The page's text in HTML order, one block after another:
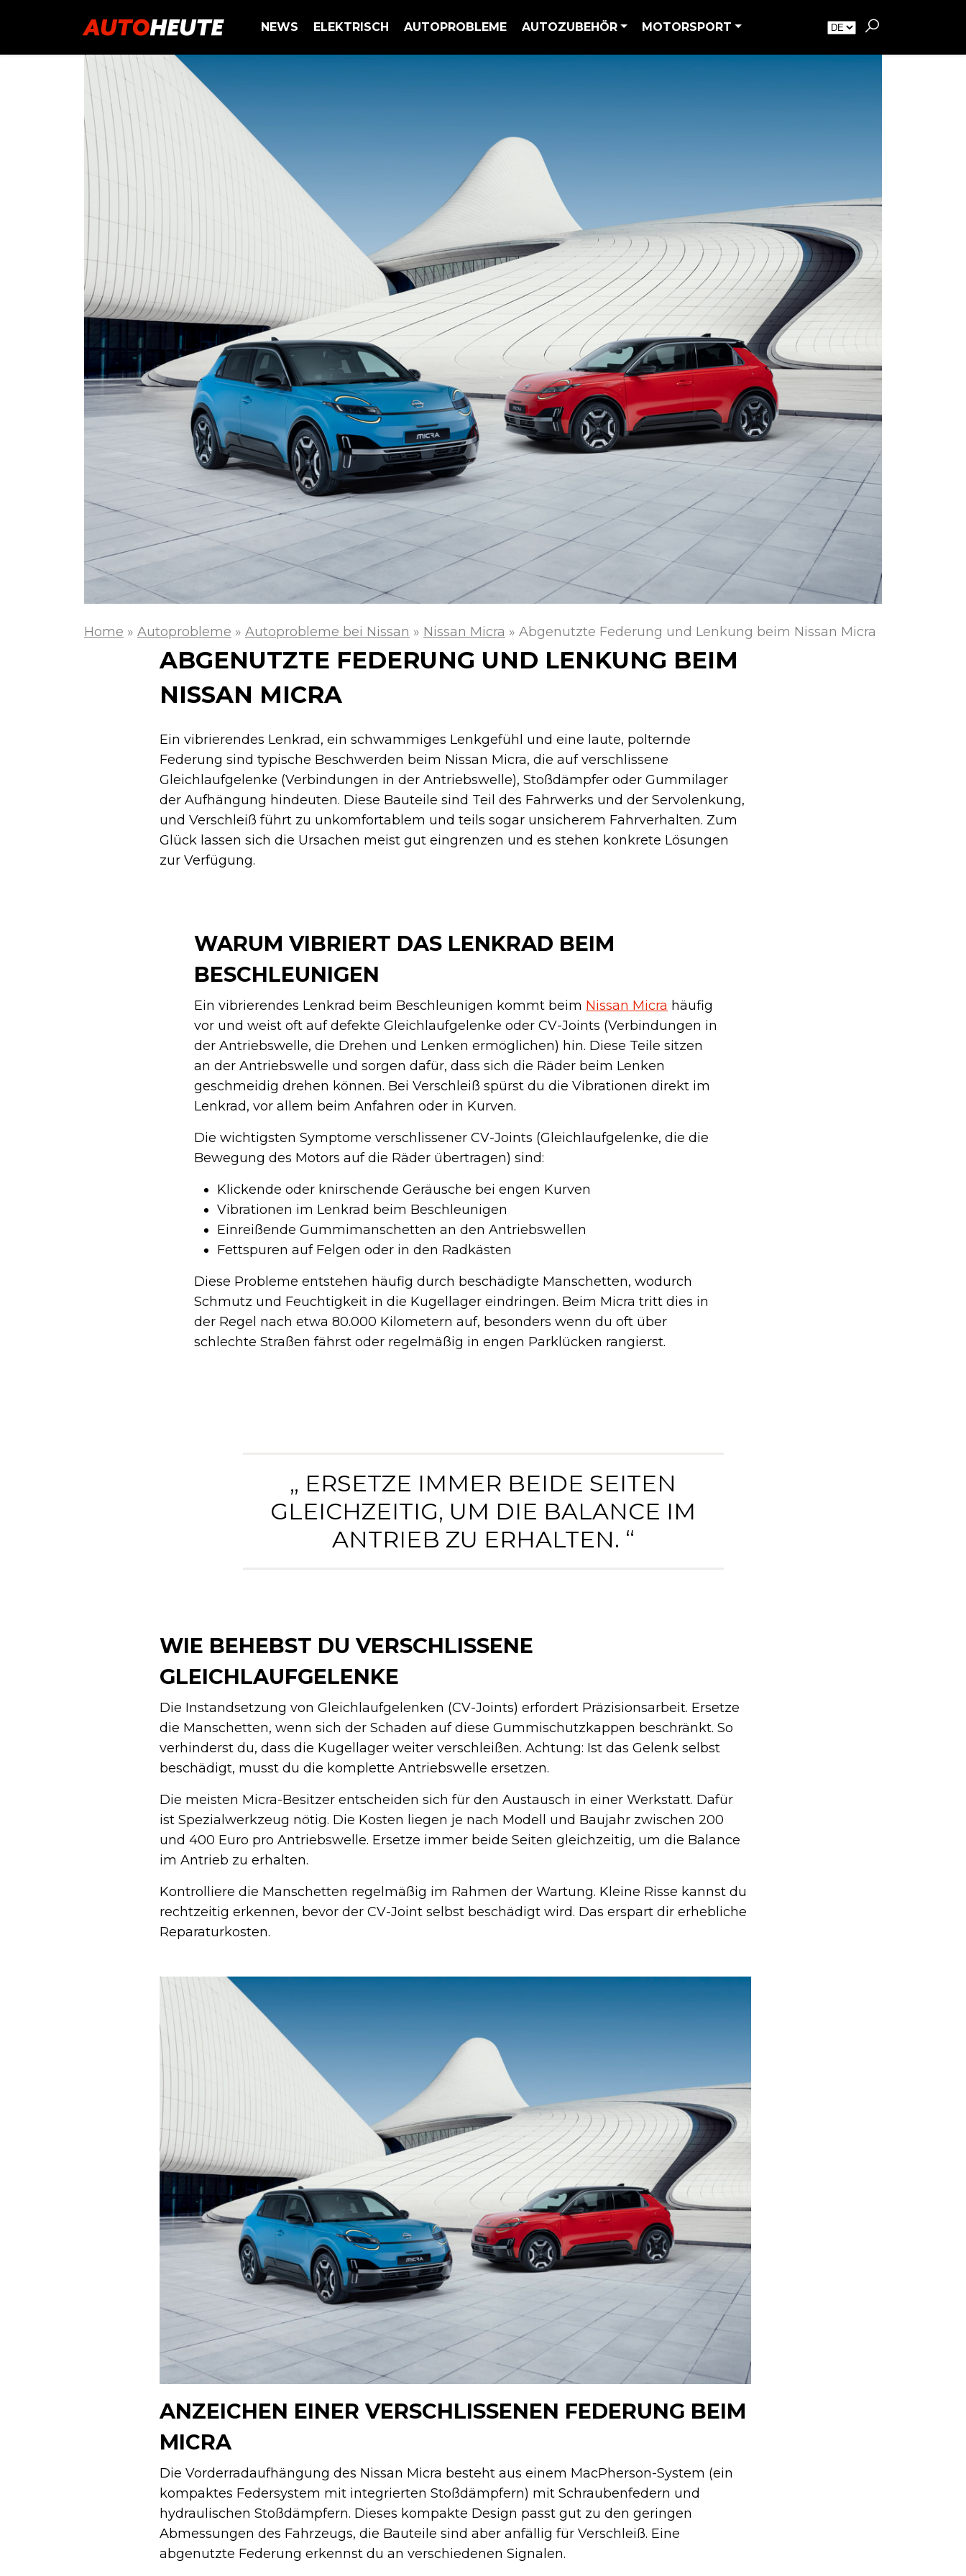
NEWS ELEKTRISCH AUTOPROBLEME AUTOZUBEHÖR MOTORSPORT
Home » Autoprobleme » Autoprobleme bei Nissan » Nissan Micra » Abgenutzte Federung und Lenkung beim Nissan Micra
ABGENUTZTE FEDERUNG UND LENKUNG BEIM
NISSAN MICRA
Ein vibrierendes Lenkrad, ein schwammiges Lenkgefühl und eine laute, polternde
Federung sind typische Beschwerden beim Nissan Micra, die auf verschlissene
Gleichlaufgelenke (Verbindungen in der Antriebswelle), Stoßdämpfer oder Gummilager
der Aufhängung hindeuten. Diese Bauteile sind Teil des Fahrwerks und der Servolenkung,
und Verschleiß führt zu unkomfortablem und teils sogar unsicherem Fahrverhalten. Zum
Glück lassen sich die Ursachen meist gut eingrenzen und es stehen konkrete Lösungen
zur Verfügung.
WARUM VIBRIERT DAS LENKRAD BEIM
BESCHLEUNIGEN
Ein vibrierendes Lenkrad beim Beschleunigen kommt beim Nissan Micra häufig
vor und weist oft auf defekte Gleichlaufgelenke oder CV-Joints (Verbindungen in
der Antriebswelle, die Drehen und Lenken ermöglichen) hin. Diese Teile sitzen
an der Antriebswelle und sorgen dafür, dass sich die Räder beim Lenken
geschmeidig drehen können. Bei Verschleiß spürst du die Vibrationen direkt im
Lenkrad, vor allem beim Anfahren oder in Kurven.
Die wichtigsten Symptome verschlissener CV-Joints (Gleichlaufgelenke, die die
Bewegung des Motors auf die Räder übertragen) sind:
Klickende oder knirschende Geräusche bei engen Kurven
Vibrationen im Lenkrad beim Beschleunigen
Einreißende Gummimanschetten an den Antriebswellen
Fettspuren auf Felgen oder in den Radkästen
Diese Probleme entstehen häufig durch beschädigte Manschetten, wodurch
Schmutz und Feuchtigkeit in die Kugellager eindringen. Beim Micra tritt dies in
der Regel nach etwa 80.000 Kilometern auf, besonders wenn du oft über
schlechte Straßen fährst oder regelmäßig in engen Parklücken rangierst.
„ ERSETZE IMMER BEIDE SEITEN
GLEICHZEITIG, UM DIE BALANCE IM
ANTRIEB ZU ERHALTEN. “
WIE BEHEBST DU VERSCHLISSENE
GLEICHLAUFGELENKE
Die Instandsetzung von Gleichlaufgelenken (CV-Joints) erfordert Präzisionsarbeit. Ersetze
die Manschetten, wenn sich der Schaden auf diese Gummischutzkappen beschränkt. So
verhinderst du, dass die Kugellager weiter verschleißen. Achtung: Ist das Gelenk selbst
beschädigt, musst du die komplette Antriebswelle ersetzen.
Die meisten Micra-Besitzer entscheiden sich für den Austausch in einer Werkstatt. Dafür
ist Spezialwerkzeug nötig. Die Kosten liegen je nach Modell und Baujahr zwischen 200
und 400 Euro pro Antriebswelle. Ersetze immer beide Seiten gleichzeitig, um die Balance
im Antrieb zu erhalten.
Kontrolliere die Manschetten regelmäßig im Rahmen der Wartung. Kleine Risse kannst du
rechtzeitig erkennen, bevor der CV-Joint selbst beschädigt wird. Das erspart dir erhebliche
Reparaturkosten.
ANZEICHEN EINER VERSCHLISSENEN FEDERUNG BEIM
MICRA
Die Vorderradaufhängung des Nissan Micra besteht aus einem MacPherson-System (ein
kompaktes Federsystem mit integrierten Stoßdämpfern) mit Schraubenfedern und
hydraulischen Stoßdämpfern. Dieses kompakte Design passt gut zu den geringen
Abmessungen des Fahrzeugs, die Bauteile sind aber anfällig für Verschleiß. Eine
abgenutzte Federung erkennst du an verschiedenen Signalen.